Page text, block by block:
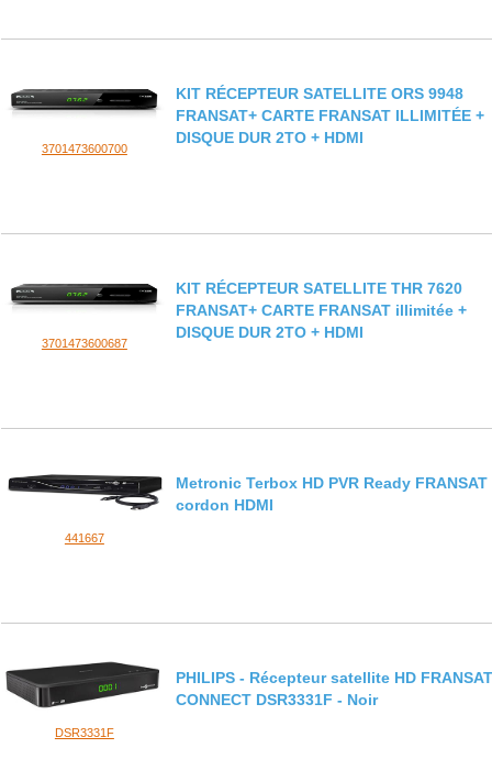
3701473600700
KIT RÉCEPTEUR SATELLITE ORS 9948
FRANSAT+ CARTE FRANSAT ILLIMITÉE +
DISQUE DUR 2TO + HDMI
3701473600687
KIT RÉCEPTEUR SATELLITE THR 7620
FRANSAT+ CARTE FRANSAT illimitée +
DISQUE DUR 2TO + HDMI
441667
Metronic Terbox HD PVR Ready FRANSAT
cordon HDMI
DSR3331F
PHILIPS - Récepteur satellite HD
CONNECT DSR3331F - Noir